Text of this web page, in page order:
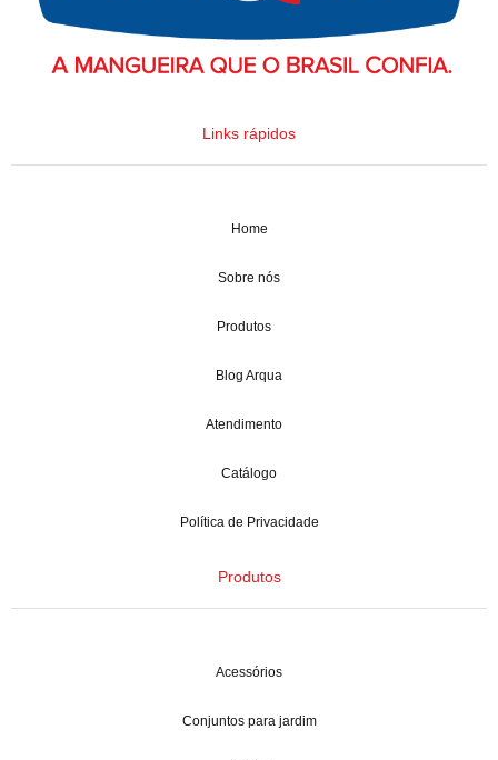
Links rápidos
Home
Sobre nós
Produtos
Blog Arqua
Atendimento
Catálogo
Política de Privacidade
Produtos
Acessórios
Conjuntos para jardim